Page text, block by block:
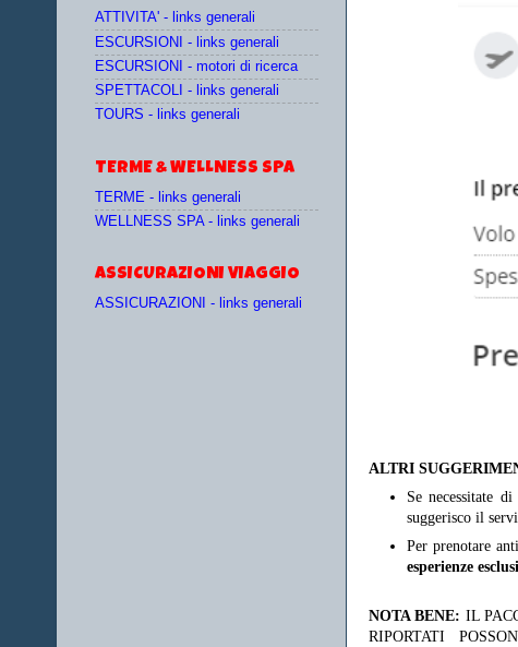
ALTRI
Se necessitate
suggerisco il
Per prenotare
esperienze
NOTA BENE: IL
RIPORTATI
ATTIVITA' - links generali
ESCURSIONI - links generali
ESCURSIONI - motori di ricerca
SPETTACOLI - links generali
TOURS - links generali
TERME & WELLNESS SPA
TERME - links generali
WELLNESS SPA - links generali
ASSICURAZIONI VIAGGIO
ASSICURAZIONI - links generali